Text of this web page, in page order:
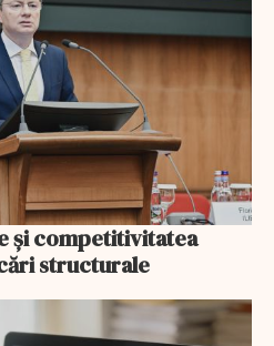
și competitivitatea
structurale